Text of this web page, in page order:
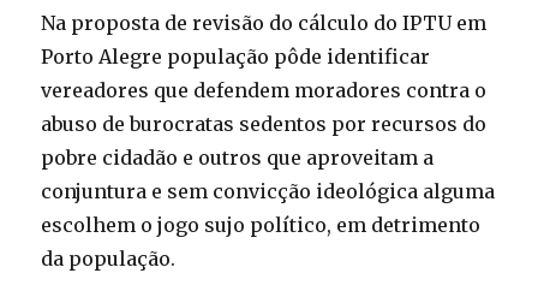
Na proposta de revisão do cálculo do IPTU em
Porto Alegre população pôde identificar
vereadores que defendem moradores contra o
abuso de burocratas sedentos por recursos do
pobre cidadão e outros que aproveitam a
conjuntura e sem convicção ideológica alguma
escolhem o jogo sujo político, em detrimento
da população.